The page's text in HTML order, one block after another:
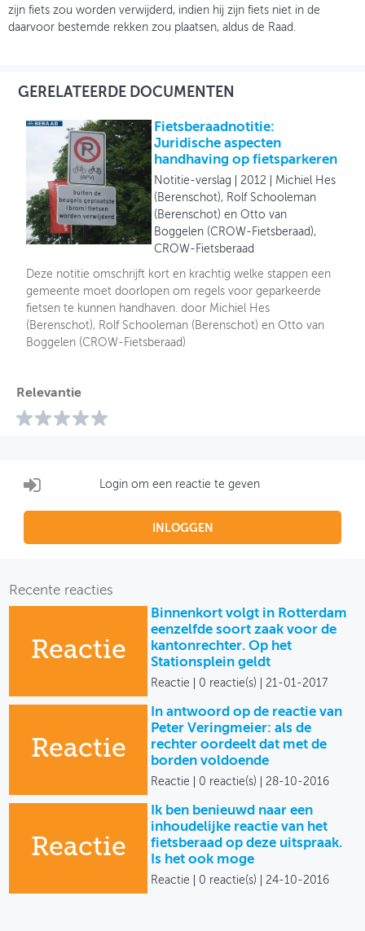
zijn fiets zou worden verwijderd, indien hij zijn fiets niet in de
daarvoor bestemde rekken zou plaatsen, aldus de Raad.
GERELATEERDE DOCUMENTEN
Fietsberaadnotitie:
Juridische aspecten
handhaving op fietsparkeren
Notitie-verslag 2012
Michiel Hes
(Berenschot), Rolf Schooleman
(Berenschot) en Otto van
Boggelen (CROW-Fietsberaad),
CROW-Fietsberaad
Deze notitie omschrijft kort en krachtig welke stappen een
gemeente moet doorlopen om regels voor geparkeerde
fietsen te kunnen handhaven. door Michiel Hes
(Berenschot), Rolf Schooleman (Berenschot) en Otto van
Boggelen (CROW-Fietsberaad)
Relevantie
Login om een reactie te geven
INLOGGEN
Recente reacties
Reactie
Binnenkort volgt in Rotterdam
eenzelfde soort zaak voor de
kantonrechter. Op het
Stationsplein geldt
Reactie 0 reactie(s) 21-01-2017
Reactie
In antwoord op de reactie van
Peter Veringmeier: als de
rechter oordeelt dat met de
borden voldoende
Reactie 0 reactie(s) 28-10-2016
Reactie
Ik ben benieuwd naar een
inhoudelijke reactie van het
fietsberaad op deze uitspraak.
Is het ook moge
Reactie 0 reactie(s) 24-10-2016